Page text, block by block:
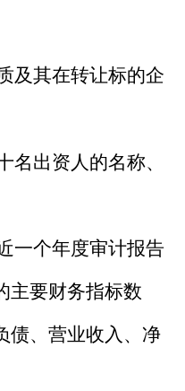
及其在转让标的企
名出资人的名称、
一个年度审计报告
主要财务指标数
债、营业收入、净